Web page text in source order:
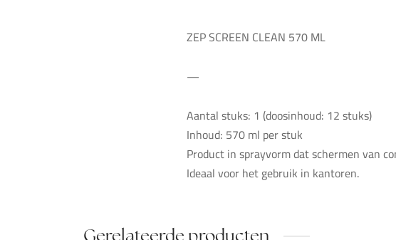
ZEP SCREEN CLEAN 570 ML
—
Aantal stuks: 1 (doosinhoud: 12 stuks)
Inhoud: 570 ml per stuk
Product in sprayvorm dat schermen van
Ideaal voor het gebruik in kantoren.
Gerelateerde producten